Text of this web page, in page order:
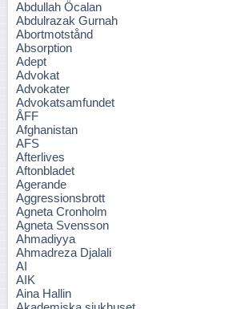
Abdullah Öcalan
Abdulrazak Gurnah
Abortmotstånd
Absorption
Adept
Advokat
Advokater
Advokatsamfundet
ÅFF
Afghanistan
AFS
Afterlives
Aftonbladet
Agerande
Aggressionsbrott
Agneta Cronholm
Agneta Svensson
Ahmadiyya
Ahmadreza Djalali
AI
AIK
Aina Hallin